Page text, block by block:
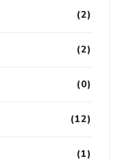
(2)
(2)
(0)
(12)
(1)